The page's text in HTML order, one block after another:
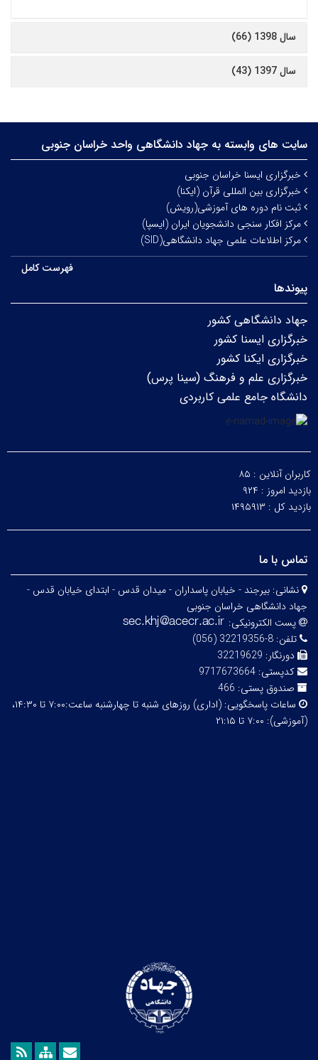
سال 1398 (66)
سال 1397 (43)
سایت های وابسته به جهاد دانشگاهی واحد خراسان جنوبی
خبرگزاری ایسنا خراسان جنوبی
خبرگزاری بین المللی قرآن (ایکنا)
ثبت نام دوره های آموزشی(رویش)
مرکز افکار سنجی دانشجویان ایران (ایسپا)
مرکز اطلاعات علمی جهاد دانشگاهی(SID)
فهرست کامل
پیوندها
جهاد دانشگاهی کشور
خبرگزاری ایسنا کشور
خبرگزاری ایکنا کشور
خبرگزاری علم و فرهنگ (سینا پرس)
دانشگاه جامع علمی کاربردی
کاربران آنلاین : ۸۵
بازدید امروز : ۹۲۴
بازدید کل : ۱۴۹۵۹۱۳
تماس با ما
نشانی: بیرجند - خیابان پاسداران - میدان قدس - ابتدای خیابان قدس -
جهاد دانشگاهی خراسان جنوبی
پست الکترونیکی:
تلفن: 8-32219356 (056)
دورنگار: 32219629
کدپستی: 9717673664
صندوق پستی: 466
ساعات پاسخگویی:
(اداری) روزهای شنبه تا چهارشنبه ساعت:۷:۰۰ تا ۱۴:۳۰،
(آموزشی): ۷:۰۰ تا ۲۱:۱۵